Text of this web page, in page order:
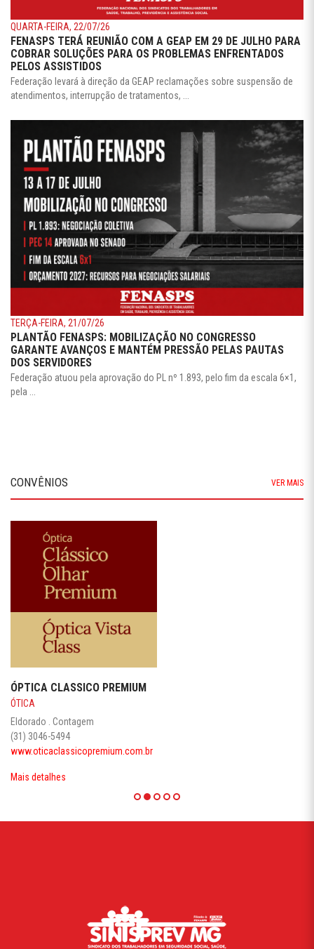
QUARTA-FEIRA, 22/07/26
FENASPS TERÁ REUNIÃO COM A GEAP EM 29 DE JULHO PARA
COBRAR SOLUÇÕES PARA OS PROBLEMAS ENFRENTADOS
PELOS ASSISTIDOS
Federação levará à direção da GEAP reclamações sobre suspensão de
atendimentos, interrupção de tratamentos, ...
TERÇA-FEIRA, 21/07/26
PLANTÃO FENASPS: MOBILIZAÇÃO NO CONGRESSO
GARANTE AVANÇOS E MANTÉM PRESSÃO PELAS PAUTAS
DOS SERVIDORES
Federação atuou pela aprovação do PL nº 1.893, pelo fim da escala 6×1,
pela ...
CONVÊNIOS VER MAIS
ÓPTICA CLASSICO PREMIUM
ÓTICA
Eldorado . Contagem
(31) 3046-5494
www.oticaclassicopremium.com.br
Mais detalhes